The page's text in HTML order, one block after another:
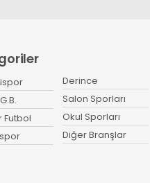
Futbol
Derince
Salon Sporları
Okul Sporları
Diğer Branşlar